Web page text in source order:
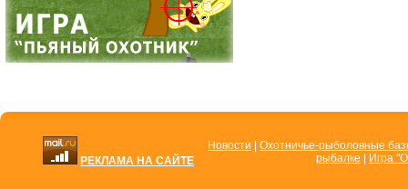
РЕКЛАМА НА САЙТЕ
Новости
Охотничье-рыболовные
рыбалке
Игра